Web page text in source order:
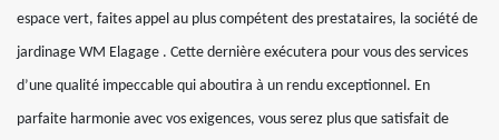
espace vert, faites appel au plus compétent des prestataires, la société de
jardinage WM Elagage . Cette dernière exécutera pour vous des services
d’une qualité impeccable qui aboutira à un rendu exceptionnel. En
parfaite harmonie avec vos exigences, vous serez plus que satisfait de